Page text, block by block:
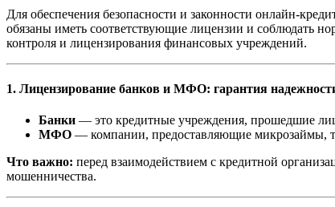
Для обеспечения безопасности и законности онлайн-
обязаны иметь соответствующие лицензии и соблюдать
контроля и лицензирования финансовых учреждений.
1. Лицензирование банков и МФО: гарантия
Банки — это кредитные учреждения, прошедшие
МФО — компании, предоставляющие микрозаймы,
Что важно: перед взаимодействием с кредитной
мошенничества.